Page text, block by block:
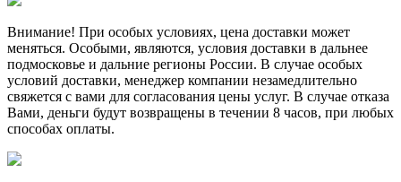
Внимание! При особых условиях, цена доставки может
меняться. Особыми, являются, условия доставки в дальнее
подмосковье и дальние регионы России. В случае особых
условий доставки, менеджер компании незамедлительно
свяжется с вами для согласования цены услуг. В случае отказа
Вами, деньги будут возвращены в течении 8 часов, при любых
способах оплаты.